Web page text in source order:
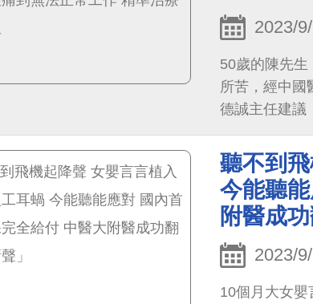
2023/
50歲的陳先
所苦，經中國
德誠主任建議
升生活品質。
聽不到
今能聽
附醫成
2023/
10個月大女